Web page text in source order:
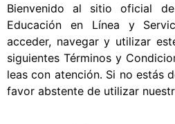
Bienvenido al sitio oficial de
Educación en Línea y
acceder, navegar y utilizar
siguientes Términos y
leas con atención. Si no estás
favor abstente de utilizar